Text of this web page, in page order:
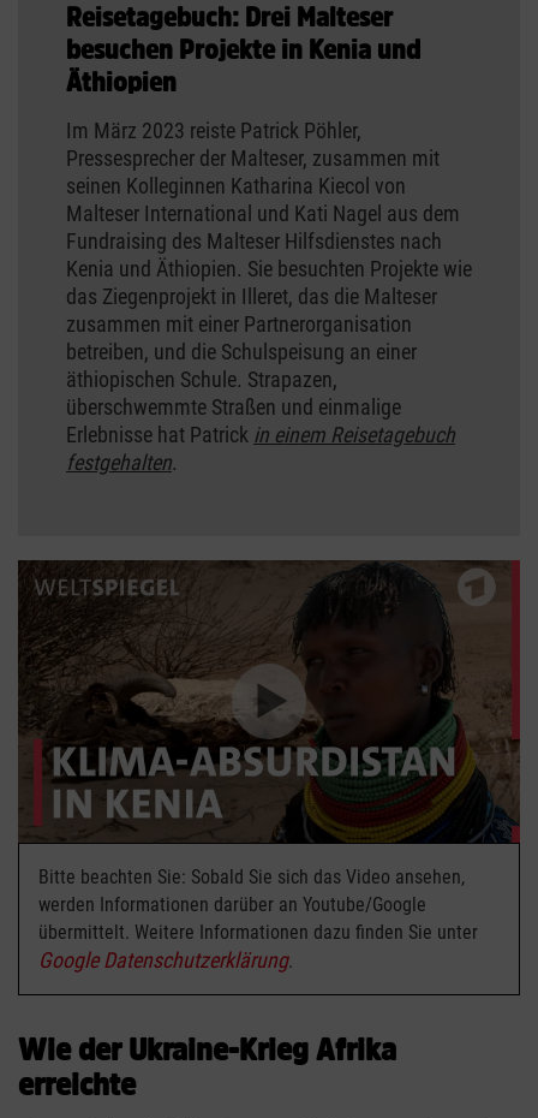
Reisetagebuch: Drei Malteser
besuchen Projekte in Kenia und
Äthiopien
Im März 2023 reiste Patrick Pöhler,
Pressesprecher der Malteser, zusammen mit
seinen Kolleginnen Katharina Kiecol von
Malteser International und Kati Nagel aus dem
Fundraising des Malteser Hilfsdienstes nach
Kenia und Äthiopien. Sie besuchten Projekte wie
das Ziegenprojekt in Illeret, das die Malteser
zusammen mit einer Partnerorganisation
betreiben, und die Schulspeisung an einer
äthiopischen Schule. Strapazen,
überschwemmte Straßen und einmalige
Erlebnisse hat Patrick in einem Reisetagebuch
festgehalten.
Bitte beachten Sie: Sobald Sie sich das Video ansehen,
werden Informationen darüber an Youtube/Google
übermittelt. Weitere Informationen dazu finden Sie unter
Google Datenschutzerklärung.
Wie der Ukraine-Krieg Afrika
erreichte